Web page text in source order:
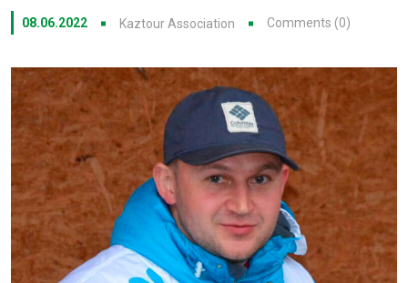
08.06.2022 Kaztour Association Comments (0)